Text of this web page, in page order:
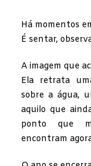
Há momentos
É sentar,
A imagem que
Ela retrata
sobre a água,
aquilo que
ponto que
encontram